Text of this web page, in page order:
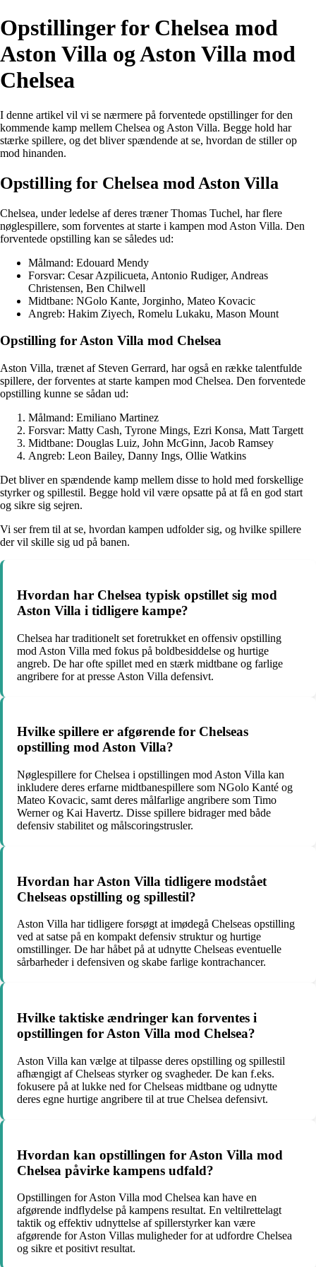
Opstillinger for Chelsea mod
Aston Villa og Aston Villa mod
Chelsea
I denne artikel vil vi se nærmere på forventede opstillinger for den
kommende kamp mellem Chelsea og Aston Villa. Begge hold har
stærke spillere, og det bliver spændende at se, hvordan de stiller op
mod hinanden.
Opstilling for Chelsea mod Aston Villa
Chelsea, under ledelse af deres træner Thomas Tuchel, har flere
nøglespillere, som forventes at starte i kampen mod Aston Villa. Den
forventede opstilling kan se således ud:
Målmand: Edouard Mendy
Forsvar: Cesar Azpilicueta, Antonio Rudiger, Andreas
Christensen, Ben Chilwell
Midtbane: NGolo Kante, Jorginho, Mateo Kovacic
Angreb: Hakim Ziyech, Romelu Lukaku, Mason Mount
Opstilling for Aston Villa mod Chelsea
Aston Villa, trænet af Steven Gerrard, har også en række talentfulde
spillere, der forventes at starte kampen mod Chelsea. Den forventede
opstilling kunne se sådan ud:
Målmand: Emiliano Martinez
Forsvar: Matty Cash, Tyrone Mings, Ezri Konsa, Matt Targett
Midtbane: Douglas Luiz, John McGinn, Jacob Ramsey
Angreb: Leon Bailey, Danny Ings, Ollie Watkins
Det bliver en spændende kamp mellem disse to hold med forskellige
styrker og spillestil. Begge hold vil være opsatte på at få en god start
og sikre sig sejren.
Vi ser frem til at se, hvordan kampen udfolder sig, og hvilke spillere
der vil skille sig ud på banen.
Hvordan har Chelsea typisk opstillet sig mod
Aston Villa i tidligere kampe?
Chelsea har traditionelt set foretrukket en offensiv opstilling
mod Aston Villa med fokus på boldbesiddelse og hurtige
angreb. De har ofte spillet med en stærk midtbane og farlige
angribere for at presse Aston Villa defensivt.
Hvilke spillere er afgørende for Chelseas
opstilling mod Aston Villa?
Nøglespillere for Chelsea i opstillingen mod Aston Villa kan
inkludere deres erfarne midtbanespillere som NGolo Kanté og
Mateo Kovacic, samt deres målfarlige angribere som Timo
Werner og Kai Havertz. Disse spillere bidrager med både
defensiv stabilitet og målscoringstrusler.
Hvordan har Aston Villa tidligere modstået
Chelseas opstilling og spillestil?
Aston Villa har tidligere forsøgt at imødegå Chelseas opstilling
ved at satse på en kompakt defensiv struktur og hurtige
omstillinger. De har håbet på at udnytte Chelseas eventuelle
sårbarheder i defensiven og skabe farlige kontrachancer.
Hvilke taktiske ændringer kan forventes i
opstillingen for Aston Villa mod Chelsea?
Aston Villa kan vælge at tilpasse deres opstilling og spillestil
afhængigt af Chelseas styrker og svagheder. De kan f.eks.
fokusere på at lukke ned for Chelseas midtbane og udnytte
deres egne hurtige angribere til at true Chelsea defensivt.
Hvordan kan opstillingen for Aston Villa mod
Chelsea påvirke kampens udfald?
Opstillingen for Aston Villa mod Chelsea kan have en
afgørende indflydelse på kampens resultat. En veltilrettelagt
taktik og effektiv udnyttelse af spillerstyrker kan være
afgørende for Aston Villas muligheder for at udfordre Chelsea
og sikre et positivt resultat.